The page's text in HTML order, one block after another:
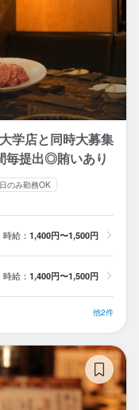
学店と同時大募集
毎提出◎賄いあり
のみ勤務OK
時給： 1,400円〜1,500円
時給： 1,400円〜1,500円
他2件